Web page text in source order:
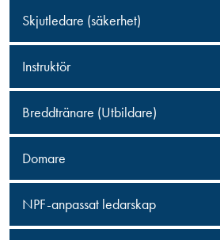
Skjutledare (säkerhet)
Instruktör
Breddtränare (Utbildare)
Domare
NPF-anpassat ledarskap